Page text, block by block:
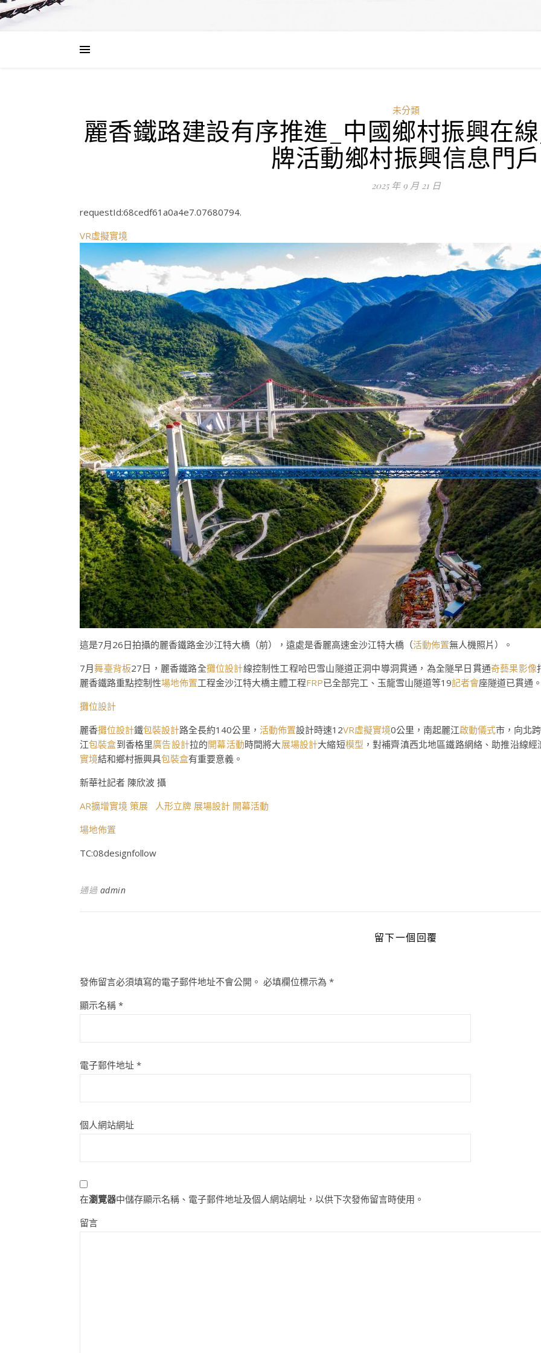
未分類
麗香鐵路建設有序推進_中國鄉村振興在
牌活動鄉村振興信息門戶
2025 年 9 月 21 日
requestId:68cedf61a0a4e7.07680794.
VR虛擬實境
這是7月26日拍攝的麗香鐵路金沙江特大橋（前），遠處是香麗高速金沙江特大橋（活動佈置無人機照片）。
7月舞臺背板27日，麗香鐵路全攤位設計線控制性工程哈巴雪山隧道正洞中導洞貫通，為全隧早日貫通奇藝果影像
麗香鐵路重點控制性場地佈置工程金沙江特大橋主體工程FRP已全部完工、玉龍雪山隧道等19記者會座隧道已貫通
攤位設計
麗香攤位設計鐵包裝設計路全長約140公里， 活動佈置設計時速12VR虛擬實境0公里，南起麗江啟動儀式市，向北
江包裝盒到香格里廣告設計拉的開幕活動時間將大展場設計大縮短模型 ，對補齊滇西北地區鐵路網絡、助推沿線
實境結和鄉村振興具包裝盒有重要意義。
新華社記者 陳欣波 攝
AR擴增實境 策展 人形立牌 展場設計 開幕活動
場地佈置
TC:08designfollow
通過 admin
留下一個回覆
發佈留言必須填寫的電子郵件地址不會公開。 必填欄位標示為 *
顯示名稱 *
電子郵件地址 *
個人網站網址
在瀏覽器中儲存顯示名稱、電子郵件地址及個人網站網址，以供下次發佈留言時使用。
留言